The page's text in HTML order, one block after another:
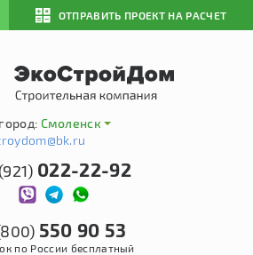
ОТПРАВИТЬ ПРОЕКТ НА РАСЧЕТ
Смоленск
022-22-92
550 90 53
по России бесплатный